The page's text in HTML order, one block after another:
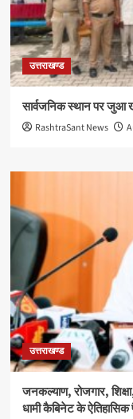
उत्तराखण्ड
सार्वजनिक स्थान पर जुआ
RashtraSant News
उत्तराखण्ड
जनकल्याण, रोजगार,
धामी कैबिनेट के